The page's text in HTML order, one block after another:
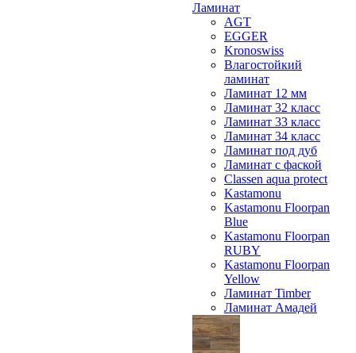
Ламинат
AGT
EGGER
Kronoswiss
Влагостойкий
ламинат
Ламинат 12 мм
Ламинат 32 класс
Ламинат 33 класс
Ламинат 34 класс
Ламинат под дуб
Ламинат с фаской
Classen aqua protect
Kastamonu
Kastamonu Floorpan
Blue
Kastamonu Floorpan
RUBY
Kastamonu Floorpan
Yellow
Ламинат Timber
Ламинат Амадей